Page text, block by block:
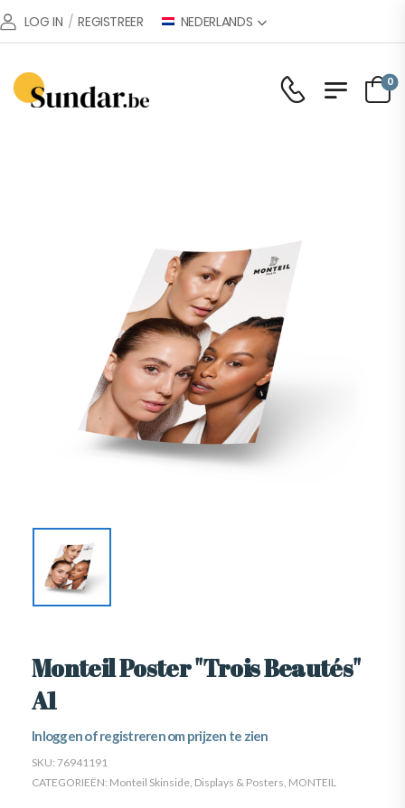
LOG IN / REGISTREER NEDERLANDS
0
Monteil Poster "Trois Beautés"
A1
Inloggen of registreren om prijzen te zien
SKU: 76941191
CATEGORIEËN: Monteil Skinside Displays & Posters MONTEIL